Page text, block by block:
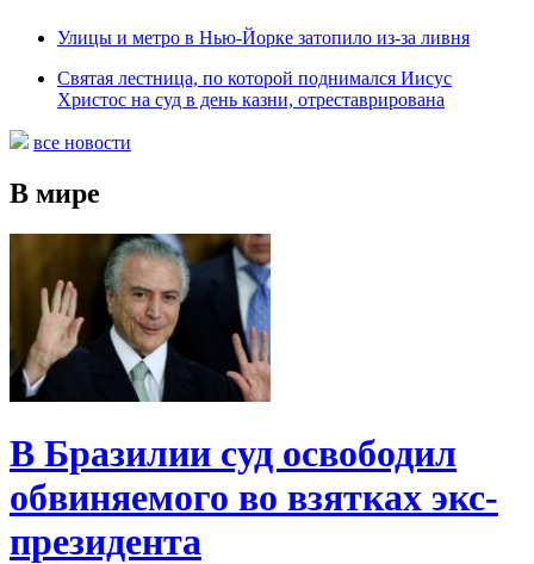
Улицы и метро в Нью-Йорке затопило из-за ливня
Святая лестница, по которой поднимался Иисус
Христос на суд в день казни, отреставрирована
все новости
В мире
В Бразилии суд освободил
обвиняемого во взятках экс-
президента